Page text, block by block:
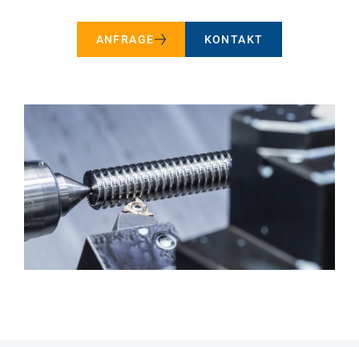
ANFRAGE KONTAKT